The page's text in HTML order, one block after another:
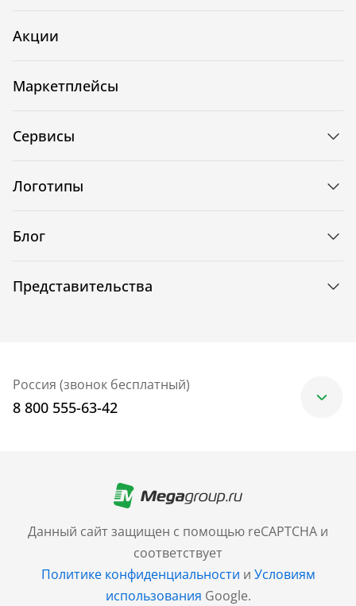
Данный сайт защищен с помощью reCAPTCHA и
соответствует
Политике конфиденциальности и Условиям
использования Google.
Акции
Маркетплейсы
Сервисы
Логотипы
Блог
Представительства
Россия (звонок бесплатный)
8 800 555-63-42
+7 (499) 705-30-10
Санкт-Петербург
+7 (812) 600-77-33
Барнаул